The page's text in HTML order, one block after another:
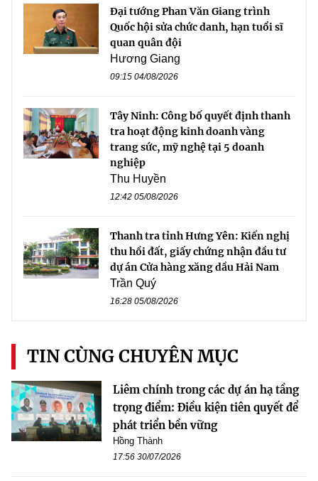
Đại tướng Phan Văn Giang trình
Quốc hội sửa chức danh, hạn tuổi sĩ
quan quân đội
Hương Giang
09:15 04/08/2026
Tây Ninh: Công bố quyết định thanh
tra hoạt động kinh doanh vàng
trang sức, mỹ nghệ tại 5 doanh
nghiệp
Thu Huyền
12:42 05/08/2026
Thanh tra tỉnh Hưng Yên: Kiến nghị
thu hồi đất, giấy chứng nhận đầu tư
dự án Cửa hàng xăng dầu Hải Nam
Trần Quý
16:28 05/08/2026
TIN CÙNG CHUYÊN MỤC
Liêm chính trong các dự án hạ tầng
trọng điểm: Điều kiện tiên quyết để
phát triển bền vững
Hồng Thành
17:56 30/07/2026